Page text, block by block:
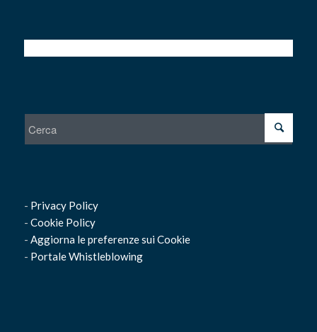
- Privacy Policy
- Cookie Policy
- Aggiorna le preferenze sui Cookie
- Portale Whistleblowing